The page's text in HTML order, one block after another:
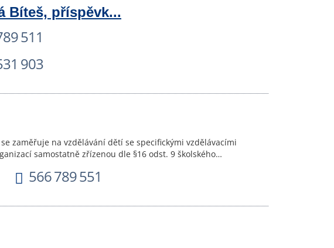
Bíteš, příspěvk...
511
903
zaměřuje na vzdělávání dětí se specifickými vzdělávacími
samostatně zřízenou dle §16 odst. 9 školského…
566 789 551